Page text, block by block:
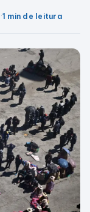
·1 min de leitura